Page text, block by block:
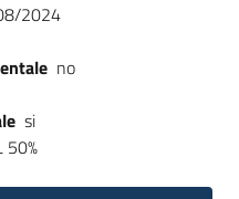
2024
no
si
50%